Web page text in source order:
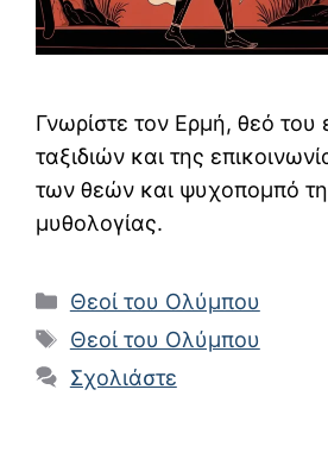
Γνωρίστε τον Ερμή, θεό του
ταξιδιών και της
των θεών και ψυχοπομπό
μυθολογίας.
Κατηγορίες
Θεοί του Ολύμπου
Ετικέτες
Θεοί του Ολύμπου
Σχολιάστε